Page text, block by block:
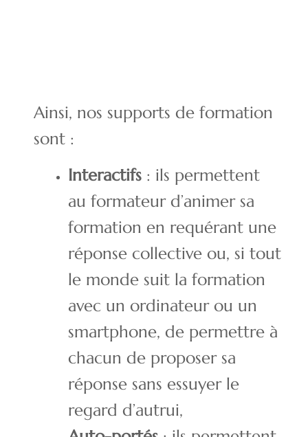
Ainsi, nos supports de formation
sont :
Interactifs: ils permettent
au formateur d’animer sa
formation en requérant une
réponse collective ou, si tout
le monde suit la formation
avec un ordinateur ou un
smartphone, de permettre à
chacun de proposer sa
réponse sans essuyer le
regard d’autrui,